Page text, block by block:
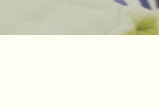
聖奇幼兒園